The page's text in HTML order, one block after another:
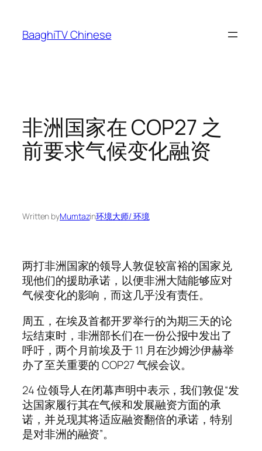
content
BaaghiTV Chinese
非洲国家在 COP27 之
前要求气候变化融资
Written byMumtazin环境大师/ 环境
两打非洲国家的领导人敦促较富裕的国家兑
现他们的援助承诺，以便非洲大陆能够应对
气候变化的影响，而这几乎没有责任。
周五，在埃及首都开罗举行的为期三天的论
坛结束时，非洲部长们在一份公报中发出了
呼吁，两个月前埃及于 11 月在沙姆沙伊赫举
办了至关重要的 COP27 气候会议。
24 位领导人在闭幕声明中表示，我们敦促“发
达国家履行其在气候和发展融资方面的承
诺，并兑现其将适应融资翻倍的承诺，特别
是对非洲的融资”。